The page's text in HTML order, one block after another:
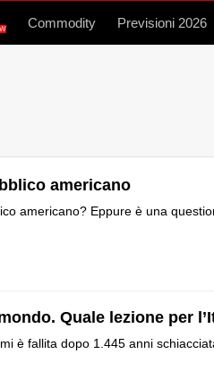
Commodity Previsioni 2026
americano
americano? Eppure è una
Quale lezione per
è fallita dopo 1.445 anni